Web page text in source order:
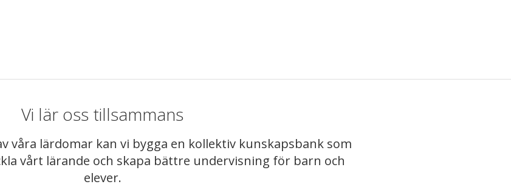
Vi lär oss tillsammans
våra lärdomar kan vi bygga en kollektiv kunskapsbank som
vårt lärande och skapa bättre undervisning för barn och
elever.